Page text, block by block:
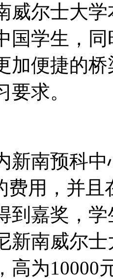
威尔士大
国学生，
加便捷的
求。
新南预科
费用，并
到嘉奖，
新南威尔
高为10000